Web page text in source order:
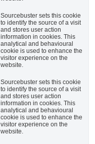
Sourcebuster sets this cookie
to identify the source of a visit
and stores user action
information in cookies. This
analytical and behavioural
cookie is used to enhance the
visitor experience on the
website.
Sourcebuster sets this cookie
to identify the source of a visit
and stores user action
information in cookies. This
analytical and behavioural
cookie is used to enhance the
visitor experience on the
website.